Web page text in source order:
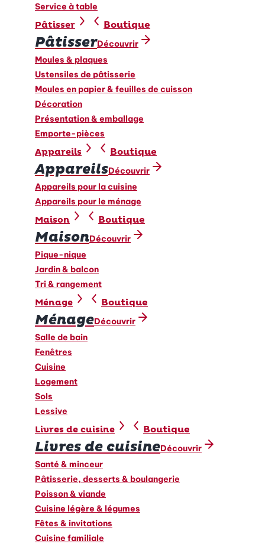
Service à table
Pâtisser Boutique
PâtisserDécouvrir
Moules & plaques
Ustensiles de pâtisserie
Moules en papier & feuilles de cuisson
Décoration
Présentation & emballage
Emporte-pièces
Appareils Boutique
AppareilsDécouvrir
Appareils pour la cuisine
Appareils pour le ménage
Maison Boutique
MaisonDécouvrir
Pique-nique
Jardin & balcon
Tri & rangement
Ménage Boutique
MénageDécouvrir
Salle de bain
Fenêtres
Cuisine
Logement
Sols
Lessive
Livres de cuisine Boutique
Livres de cuisineDécouvrir
Santé & minceur
Pâtisserie, desserts & boulangerie
Poisson & viande
Cuisine légère & légumes
Fêtes & invitations
Cuisine familiale